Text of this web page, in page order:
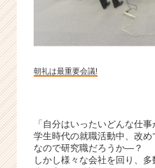
ー・
カ
ウ
ト
朝礼は最重要会議!
「自分はいったいどんな仕
学生時代の就職活動中、改
なので研究職だろうか―？
しかし様々な会社を回り、